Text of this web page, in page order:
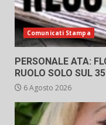
Comunicati Stampa
PERSONALE ATA:
RUOLO SOLO SUL
6 Agosto 2026